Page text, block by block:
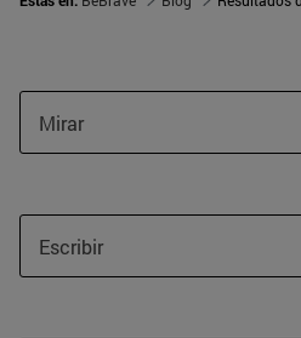
Mirar
Escribir